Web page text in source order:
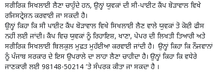
ਸਰੀਰਿਕ ਸਿਖਲਾਈ ਲੈਣਾ ਚਾਹੁੰਦੇ ਹਨ, ਉਨ੍ਹਾਂ ਯੁਵਕਾਂ ਦੀ ਸੀ-ਪਾਈਟ ਕੈਂਪ ਬੋੜਾਵਾਲ ਵਿਖੇ
ਰਜਿਸਟ੍ਰੇਸ਼ਨ ਕਰਵਾਈ ਜਾ ਸਕਦੀ ਹੈ।
ਉਨ੍ਹਾਂ ਕਿਹਾ ਕਿ ਸੀ ਪਾਈਟ ਕੈਂਪ ਬੋੜਾਵਾਲ ਵਿਖੇ ਸਿਖਲਾਈ ਲੈਣ ਵਾਲੇ ਯੁਵਕਾਂ ਤੋ ਕੋਈ ਫੀਸ
ਨਹੀਂ ਲਈ ਜਾਂਦੀ। ਕੈਂਪ ਵਿਚ ਯੁਵਕਾਂ ਨੂੰ ਰਿਹਾਇਸ਼, ਖਾਣਾ, ਪੇਪਰ ਦੀ ਲਿਖਤੀ ਤਿਆਰੀ ਅਤੇ
ਸਰੀਰਿਕ ਸਿਖਲਾਈ ਬਿਲਕੁਲ ਮੁਫ਼ਤ ਮੁਹੱਈਆ ਕਰਵਾਈ ਜਾਂਦੀ ਹੈ। ਉਨ੍ਹਾਂ ਕਿਹਾ ਕਿ ਨੌਜਵਾਨਾਂ
ਨੂੰ ਪੰਜਾਬ ਸਰਕਾਰ ਦੇ ਇਸ ਉਪਰਾਲੇ ਦਾ ਲਾਹਾ ਲੈਣਾ ਚਾਹੀਦਾ ਹੈ। ਉਨ੍ਹਾਂ ਕਿਹਾ ਕਿ ਵਧੇਰੇ
ਜਾਣਕਾਰੀ ਲਈ 98148-50214 ’ਤੇ ਸੰਪਰਕ ਕੀਤਾ ਜਾ ਸਕਦਾ ਹੈ ।